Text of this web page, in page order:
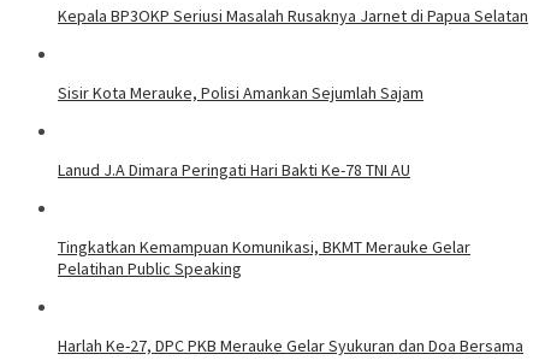
Kepala BP3OKP Seriusi Masalah Rusaknya Jarnet di Papua Selatan
Sisir Kota Merauke, Polisi Amankan Sejumlah Sajam
Lanud J.A Dimara Peringati Hari Bakti Ke-78 TNI AU
Tingkatkan Kemampuan Komunikasi, BKMT Merauke Gelar
Pelatihan Public Speaking
Harlah Ke-27, DPC PKB Merauke Gelar Syukuran dan Doa Bersama